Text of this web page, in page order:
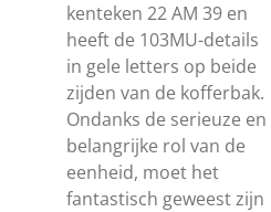
kenteken 22 AM 39 en
heeft de 103MU-details
in gele letters op beide
zijden van de kofferbak.
Ondanks de serieuze en
belangrijke rol van de
eenheid, moet het
fantastisch geweest zijn